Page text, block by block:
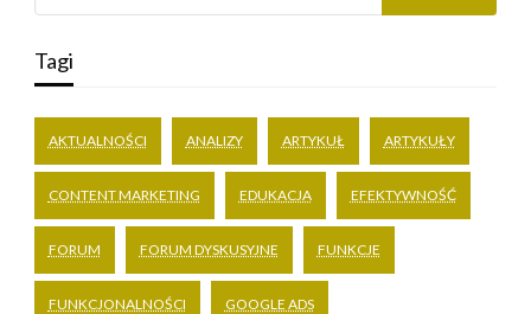
Tagi
AKTUALNOŚCI ANALIZY ARTYKUŁ ARTYKUŁY
CONTENT MARKETING EDUKACJA EFEKTYWNOŚĆ
FORUM FORUM DYSKUSYJNE FUNKCJE
FUNKCJONALNOŚCI GOOGLE ADS